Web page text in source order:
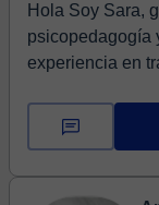
Hola Soy Sara,
psicopedagogía
experiencia en